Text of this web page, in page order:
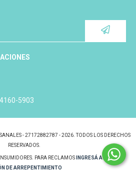
5903
- 27172882787 - 2026. TODOS LOS DERECHOS
RESERVADOS.
PARA RECLAMOS
INGRESÁ ACÁ.
DE ARREPENTIMIENTO